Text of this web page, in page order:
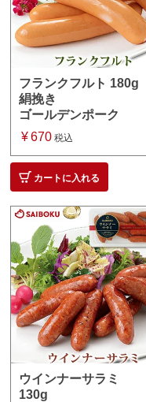
フランクフルト 180g
絹挽き
ゴールデンポーク
¥ 670 税込
カートに入れる
ウインナーサラミ
130g